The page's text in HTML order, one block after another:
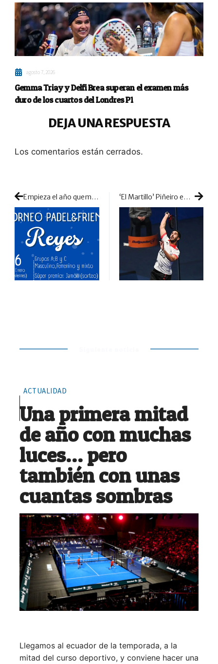
agosto 7, 2026
Gemma Triay y Delfi Brea superan el examen más
duro de los cuartos del Londres P1
DEJA UNA RESPUESTA
Los comentarios están cerrados.
Empieza el año quemando los excesos navideños y celebrando en la pista el día de Reyes ‘El Martillo’ Piñeiro empieza 2023 con nueva marca patrocinadora
ACTUALIDAD
Una primera mitad
de año con muchas
luces… pero
también con unas
cuantas sombras
Llegamos al ecuador de la temporada, a la
mitad del curso deportivo, y conviene hacer una